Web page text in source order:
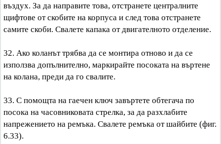
въздух. За да направите това, отстранете централните
щифтове от скобите на корпуса и след това отстранете
самите скоби. Свалете капака от двигателното отделение.
32. Ако коланът трябва да се монтира отново и да се
използва допълнително, маркирайте посоката на въртене
на колана, преди да го свалите.
33. С помощта на гаечен ключ завъртете обтегача по
посока на часовниковата стрелка, за да разхлабите
напрежението на ремъка. Свалете ремъка от шайбите (фиг.
6.33).